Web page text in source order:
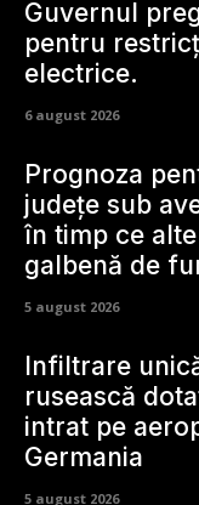
Guvernul
pentru
electrice.
6 august 2026
Prognoza
județe sub
în timp ce
galbenă de
5 august 2026
Infiltrare
rusească
intrat pe
Germania
5 august 2026